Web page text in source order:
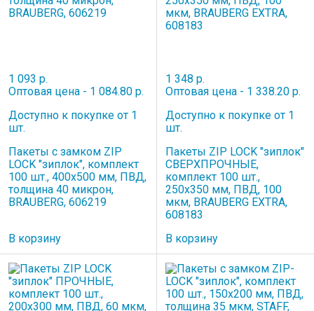
1 093 р.
Оптовая цена - 1 084.80 р.
Доступно к покупке от 1
шт.
Пакеты с замком ZIP
LOCK "зиплок", комплект
100 шт., 400х500 мм, ПВД,
толщина 40 микрон,
BRAUBERG, 606219
В корзину
1 348 р.
Оптовая цена - 1 338.20 р.
Доступно к покупке от 1
шт.
Пакеты ZIP LOCK "зиплок"
СВЕРХПРОЧНЫЕ,
комплект 100 шт.,
250х350 мм, ПВД, 100
мкм, BRAUBERG EXTRA,
608183
В корзину